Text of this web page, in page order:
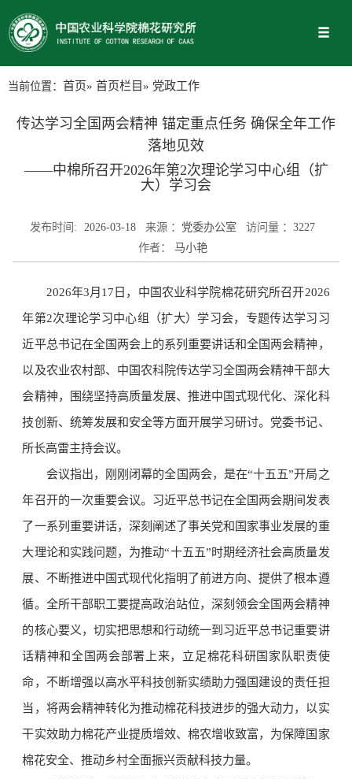
当前位置： 首页» 首页栏目» 党政工作
传达学习全国两会精神 锚定重点任务 确保全年工作
落地见效
——中棉所召开2026年第2次理论学习中心组（扩
大）学习会
发布时间: 2026-03-18 来源 ： 党委办公室 访问量 ：3227
作者：
马小艳
2026年3月17日，中国农业科学院棉花研究所召开2026
年第2次理论学习中心组（扩大）学习会，专题传达学习习
近平总书记在全国两会上的系列重要讲话和全国两会精神，
以及农业农村部、中国农科院传达学习全国两会精神干部大
会精神，围绕坚持高质量发展、推进中国式现代化、深化科
技创新、统筹发展和安全等方面开展学习研讨。党委书记、
所长高雷主持会议。
会议指出，刚刚闭幕的全国两会，是在“十五五”开局之
年召开的一次重要会议。习近平总书记在全国两会期间发表
了一系列重要讲话，深刻阐述了事关党和国家事业发展的重
大理论和实践问题，为推动“十五五”时期经济社会高质量发
展、不断推进中国式现代化指明了前进方向、提供了根本遵
循。全所干部职工要提高政治站位，深刻领会全国两会精神
的核心要义，切实把思想和行动统一到习近平总书记重要讲
话精神和全国两会部署上来，立足棉花科研国家队职责使
命，不断增强以高水平科技创新实绩助力强国建设的责任担
当，将两会精神转化为推动棉花科技进步的强大动力，以实
干实效助力棉花产业提质增效、棉农增收致富，为保障国家
棉花安全、推动乡村全面振兴贡献科技力量。